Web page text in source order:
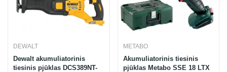
DEWALT
Dewalt akumuliatorinis
tiesinis pjūklas DCS389NT-
METABO
Akumuliatorinis tiesinis
pjūklas Metabo SSE 18 LTX